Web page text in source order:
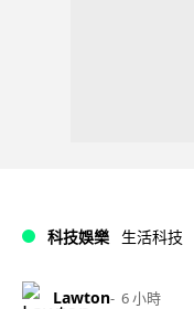
科技娛樂 生活科技
Lawton 6 小時